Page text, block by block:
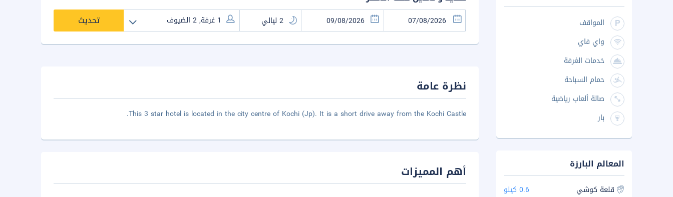
تحديث
نظرة عامة
This 3 star hotel is located in the city centre of Kochi (Jp). It is a short drive away from the Kochi Castle.
أهم المميزات
المواقف
واي فاي
خدمات الغرفة
حمام السباحة
صالة ألعاب رياضية
بار
المعالم البارزة
قلعة كوشي
0.6 كيلو